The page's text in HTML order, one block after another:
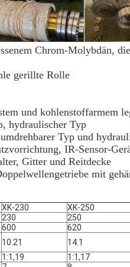
Chrom-Molybdän,
gerillte Rolle
und kohlenstoffarmem
hydraulischer Typ
Typ und
IR-Sensor-
Gitter und Reitdecke
mit
XK-230 XK-250
230 250
600 620
10.21 14.1
1:1,19 1:1,17